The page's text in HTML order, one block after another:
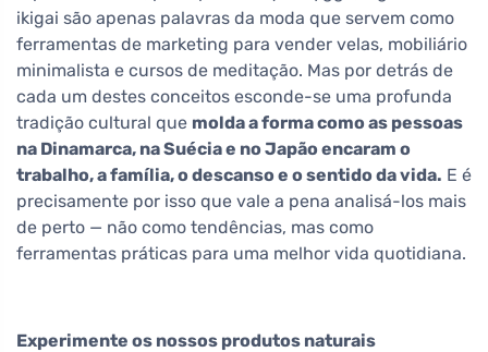
ikigai são apenas palavras da moda que servem como
ferramentas de marketing para vender velas, mobiliário
minimalista e cursos de meditação. Mas por detrás de
cada um destes conceitos esconde-se uma profunda
tradição cultural que molda a forma como as pessoas
na Dinamarca, na Suécia e no Japão encaram o
trabalho, a família, o descanso e o sentido da vida. E é
precisamente por isso que vale a pena analisá-los mais
de perto — não como tendências, mas como
ferramentas práticas para uma melhor vida quotidiana.
Experimente os nossos produtos naturais